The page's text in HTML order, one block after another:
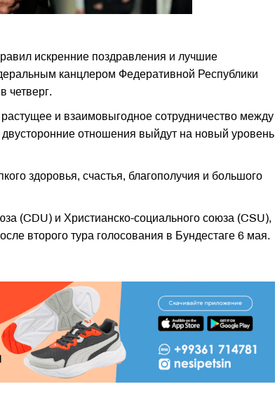
искренние поздравления и лучшие
канцлером Федеративной Республики
четверг.
и взаимовыгодное сотрудничество между
отношения выйдут на новый уровень
здоровья, счастья, благополучия и большого
(CDU) и Христианско-социального союза (CSU),
второго тура голосования в Бундестаге 6 мая.